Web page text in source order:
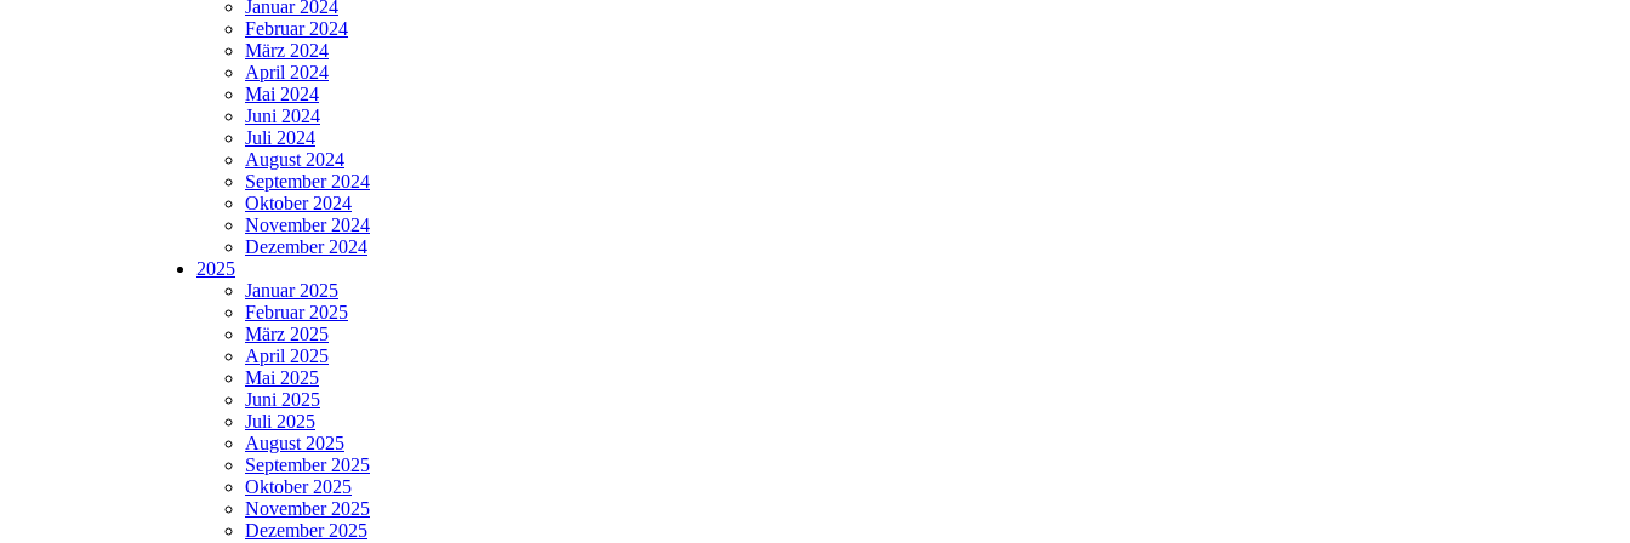
Januar 2024
Februar 2024
März 2024
April 2024
Mai 2024
Juni 2024
Juli 2024
August 2024
September 2024
Oktober 2024
November 2024
Dezember 2024
2025
Januar 2025
Februar 2025
März 2025
April 2025
Mai 2025
Juni 2025
Juli 2025
August 2025
September 2025
Oktober 2025
November 2025
Dezember 2025